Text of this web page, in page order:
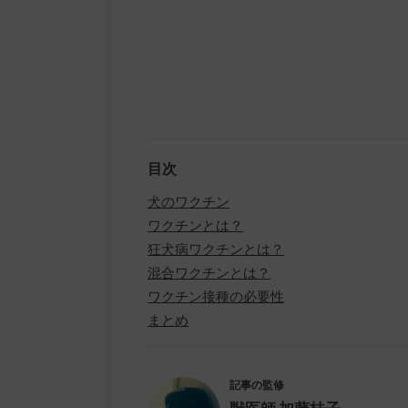
目次
犬のワクチン
ワクチンとは？
狂犬病ワクチンとは？
混合ワクチンとは？
ワクチン接種の必要性
まとめ
記事の監修